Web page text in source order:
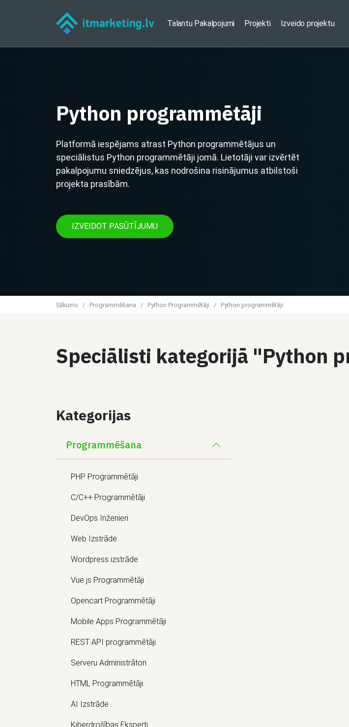
Talantu Pakalpojumi Projekti Izveido projektu
Python programmētāji
Platformā iespējams atrast Python programmētājus un
speciālistus Python programmētāji jomā. Lietotāji var izvērtēt
pakalpojumu sniedzējus, kas nodrošina risinājumus atbilstoši
projekta prasībām.
IZVEIDOT PASŪTĪJUMU
Sākums / Programmēšana / Python Programmētāji / Python programmētāji
Speciālisti kategorijā "Python
Kategorijas
Programmēšana
PHP Programmētāji
C/C++ Programmētāji
DevOps Inženieri
Web Izstrāde
Wordpress izstrāde
Vue js Programmētāji
Opencart Programmētāji
Mobile Apps Programmētāji
REST API programmētāji
Serveru Administrātori
HTML Programmētāji
AI Izstrāde
Kiberdrošības Eksperti
Dalīties
Aleksandrs E.